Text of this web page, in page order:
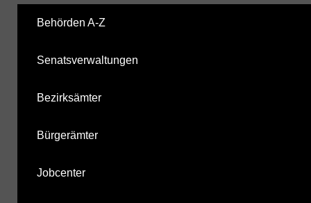
Behörden A-Z
Senatsverwaltungen
Bezirksämter
Bürgerämter
Jobcenter